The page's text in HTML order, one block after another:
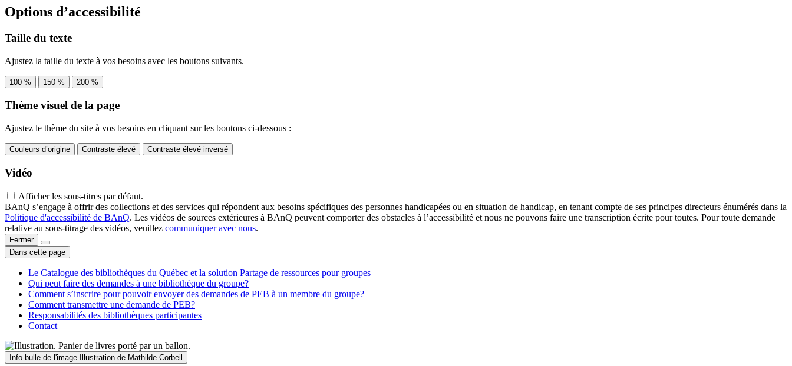
Options d’accessibilité
Taille du texte
Ajustez la taille du texte à vos besoins avec les boutons suivants.
100 % 150 % 200 %
Thème visuel de la page
Ajustez le thème du site à vos besoins en cliquant sur les boutons ci-dessous :
Couleurs d’origine Contraste élevé Contraste élevé inversé
Vidéo
Afficher les sous-titres par défaut.
BAnQ s’engage à offrir des collections et des services qui répondent aux besoins spécifiques des personnes handicapées ou en situation de handicap, en tenant compte de ses principes directeurs énumérés dans la
Politique d'accessibilité de BAnQ. Les vidéos de sources extérieures à BAnQ peuvent comporter des obstacles à l’accessibilité et nous ne pouvons faire une transcription écrite pour toutes. Pour toute demande
relative au sous-titrage des vidéos, veuillez communiquer avec nous.
Fermer
Dans cette page
Le Catalogue des bibliothèques du Québec et la solution Partage de ressources pour groupes
Qui peut faire des demandes à une bibliothèque du groupe?
Comment s’inscrire pour pouvoir envoyer des demandes de PEB à un membre du groupe?
Comment transmettre une demande de PEB?
Responsabilités des bibliothèques participantes
Contact
Info-bulle de l'image Illustration de Mathilde Corbeil